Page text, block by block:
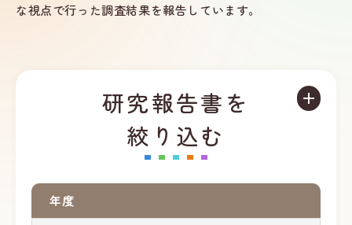
な視点で行った調査結果を報告しています。
研究報告書を
絞り込む
年度